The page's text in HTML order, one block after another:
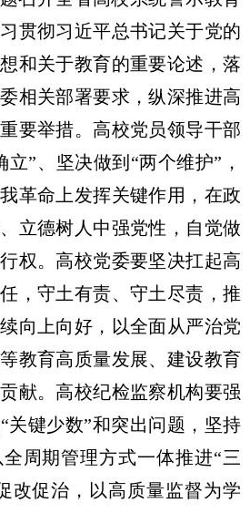
贯彻习近平总书记关于党的
和关于教育的重要论述，落
相关部署要求，纵深推进高
要举措。高校党员领导干部
”、坚决做到“两个维护”，
革命上发挥关键作用，在政
立德树人中强党性，自觉做
权。高校党委要坚决扛起高
，守土有责、守土尽责，推
向上向好，以全面从严治党
教育高质量发展、建设教育
献。高校纪检监察机构要强
关键少数”和突出问题，坚持
周期管理方式一体推进“三
改促治，以高质量监督为学